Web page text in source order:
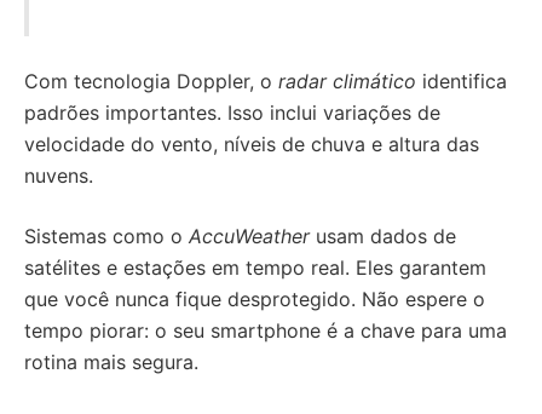
Com tecnologia Doppler, o radar climático identifica
padrões importantes. Isso inclui variações de
velocidade do vento, níveis de chuva e altura das
nuvens.
Sistemas como o AccuWeatherusam dados de
satélites e estações em tempo real. Eles garantem
que você nunca fique desprotegido. Não espere o
tempo piorar: o seu smartphone é a chave para uma
rotina mais segura.